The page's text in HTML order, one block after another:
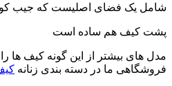
شامل یک فضای اصلیست که جیب
پشت کیف هم ساده است
مدل های بیشتر از این گونه کیف ها
فروشگاهی ما در دسته بندی زنانه